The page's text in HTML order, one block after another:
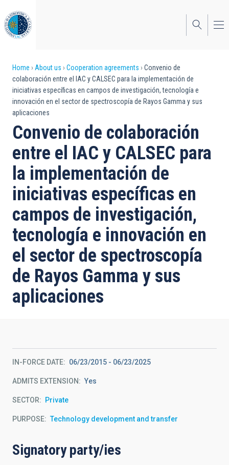
to
main
content
Breadcrumb
Home About us Cooperation agreements
Convenio de
colaboración entre el IAC y CALSEC para la implementación de
iniciativas específicas en campos de investigación, tecnología e
innovación en el sector de spectroscopía de Rayos Gamma y sus
aplicaciones
Convenio de colaboración
entre el IAC y CALSEC para
la implementación de
iniciativas específicas en
campos de investigación,
tecnología e innovación en
el sector de spectroscopía
de Rayos Gamma y sus
aplicaciones
IN-FORCE DATE 06/23/2015 - 06/23/2025
ADMITS EXTENSION Yes
SECTOR Private
PURPOSE Technology development and transfer
Signatory party/ies